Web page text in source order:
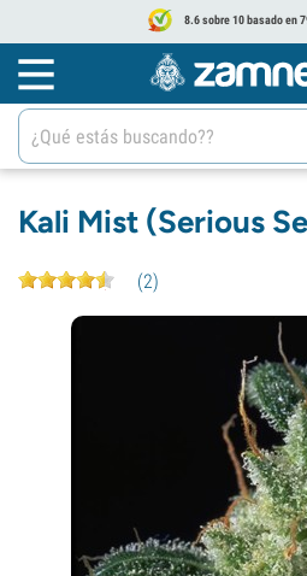
8.6 sobre 10 basado en
Kali Mist (Serious
(2)